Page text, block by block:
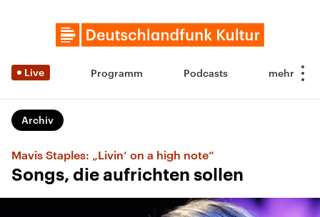
Live Programm Podcasts
Archiv
Mavis Staples: „Livin‘ on a high note“
Songs, die aufrichten sollen